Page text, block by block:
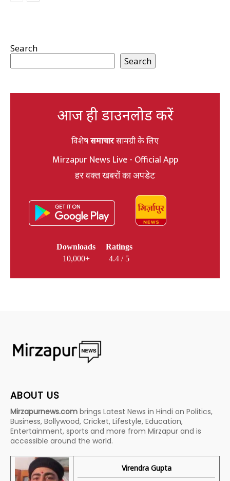
Search
Search
आज ही डाउनलोड करें
विशेषसमाचारसामग्री के लिए
Mirzapur News Live - Official App
हर वक्त खबरों का अपडेट
Downloads
10,000+
Ratings
4.4 / 5
ABOUT US
Mirzapurnews.com brings Latest News in Hindi on Politics,
Business, Bollywood, Cricket, Lifestyle, Education,
Entertainment, sports and more from Mirzapur and is
accessible around the world.
Virendra Gupta